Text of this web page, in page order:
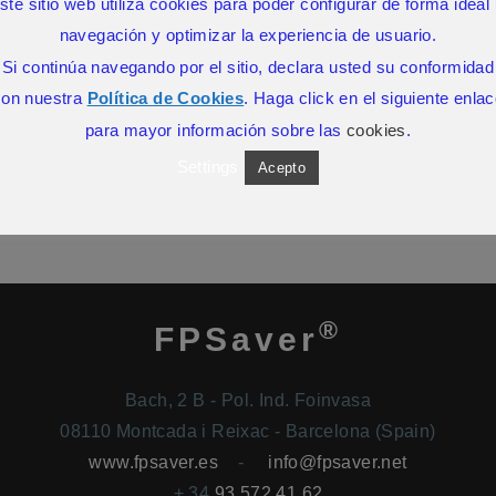
SIN COMENTARIOS
FPSaver®
Bach, 2 B - Pol. Ind. Foinvasa
08110 Montcada i Reixac - Barcelona (Spain)
www.fpsaver.es - info@fpsaver.net
navegación y optimizar la experiencia de usuario.
Si continúa navegando por el sitio, declara usted su conformidad
nuestra Política de Cookies. Haga click en el siguiente
para mayor información sobre las cookies.
Acepto